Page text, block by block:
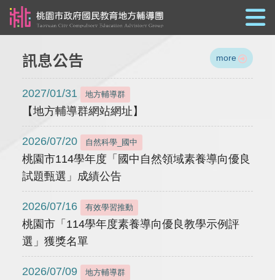
訊息公告 more
2027/01/31 地方輔導群
【地方輔導群網站網址】
2026/07/20 自然科學_國中
桃園市114學年度「國中自然領域素養導向優良
試題甄選」成績公告
2026/07/16 有效學習推動
桃園市「114學年度素養導向優良教學示例評
選」獲獎名單
2026/07/09 地方輔導群